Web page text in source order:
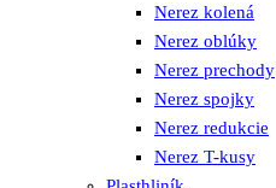
Nerez kolená
Nerez oblúky
Nerez prechody
Nerez spojky
Nerez redukcie
Nerez T-kusy